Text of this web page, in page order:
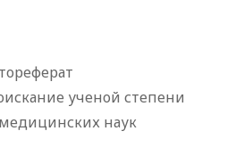
ученой степени
наук